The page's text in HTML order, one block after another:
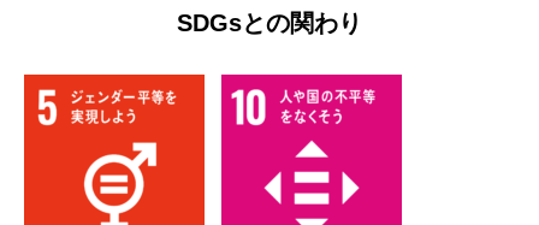
SDGsとの関わり